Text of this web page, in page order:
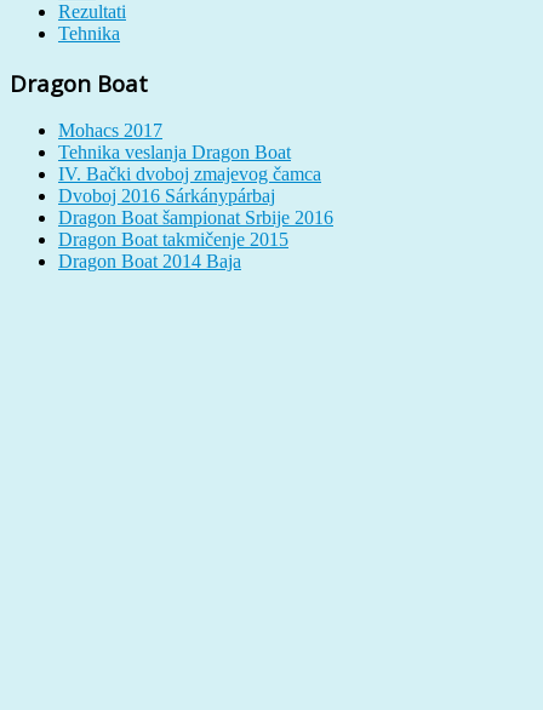
Rezultati
Tehnika
Dragon Boat
Mohacs 2017
Tehnika veslanja Dragon Boat
IV. Bački dvoboj zmajevog čamca
Dvoboj 2016 Sárkánypárbaj
Dragon Boat šampionat Srbije 2016
Dragon Boat takmičenje 2015
Dragon Boat 2014 Baja